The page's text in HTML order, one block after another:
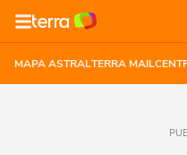
MAPA ASTRALTERRA MAIL